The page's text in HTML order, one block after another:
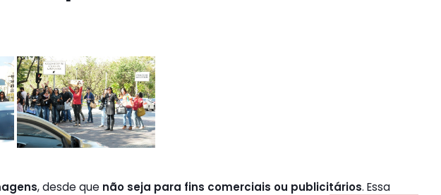
, desde que não seja para fins comerciais ou publicitários. Essa